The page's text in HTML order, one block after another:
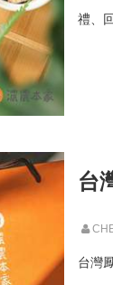
禮、
台
台灣